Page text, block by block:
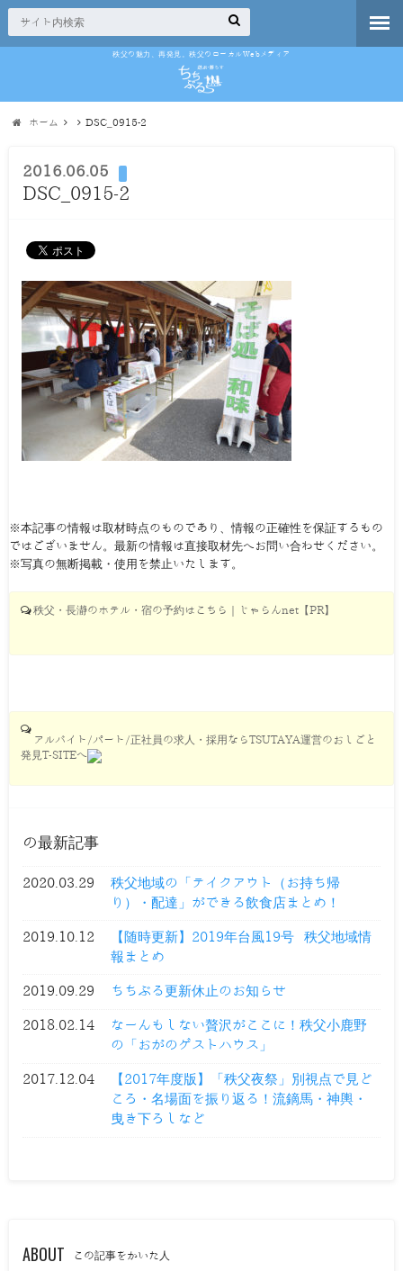
秩父の魅力、再発見。秩父のローカルWebメディア
ホーム DSC_0915-2
2016.06.05
DSC_0915-2
※本記事の情報は取材時点のものであり、情報の正確性を保証するもの
ではございません。最新の情報は直接取材先へお問い合わせください。
※写真の無断掲載・使用を禁止いたします。
秩父・長瀞のホテル・宿の予約はこちら｜じゃらんnet【PR】
アルバイト/パート/正社員の求人・採用ならTSUTAYA運営のおしごと
発見T-SITEへ
の最新記事
2020.03.29
秩父地域の「テイクアウト（お持ち帰
り）・配達」ができる飲食店まとめ！
2019.10.12
【随時更新】2019年台風19号 秩父地域情
報まとめ
2019.09.29 ちちぶる更新休止のお知らせ
2018.02.14
なーんもしない贅沢がここに！秩父小鹿野
の「おがのゲストハウス」
2017.12.04
【2017年度版】「秩父夜祭」別視点で見ど
ころ・名場面を振り返る！流鏑馬・神輿・
曳き下ろしなど
ABOUT この記事をかいた人